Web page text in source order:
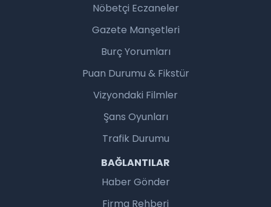
Nöbetçi Eczaneler
Gazete Manşetleri
Burç Yorumları
Puan Durumu & Fikstür
Vizyondaki Filmler
Şans Oyunları
Trafik Durumu
BAĞLANTILAR
Haber Gönder
Firma Rehberi